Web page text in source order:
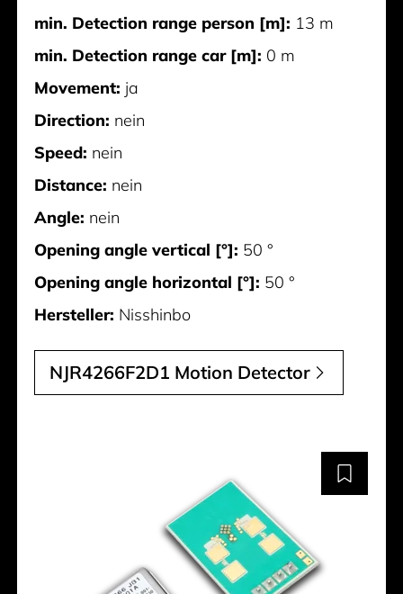
min. Detection range person [m]: 13 m
min. Detection range car [m]: 0 m
Movement: ja
Direction: nein
Speed: nein
Distance: nein
Angle: nein
Opening angle vertical [°]: 50 °
Opening angle horizontal [°]: 50 °
Hersteller: Nisshinbo
NJR4266F2D1 Motion Detector